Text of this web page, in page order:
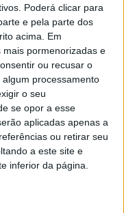
Poderá clicar para
e pela parte dos
acima. Em
pormenorizadas e
ou recusar o
processamento
o seu
se opor a esse
aplicadas apenas a
ou retirar seu
a este site e
inferior da página.
Viñales e a
O espanhol já não
que considera
a uma
Esta situação
Tech3.
numa segunda